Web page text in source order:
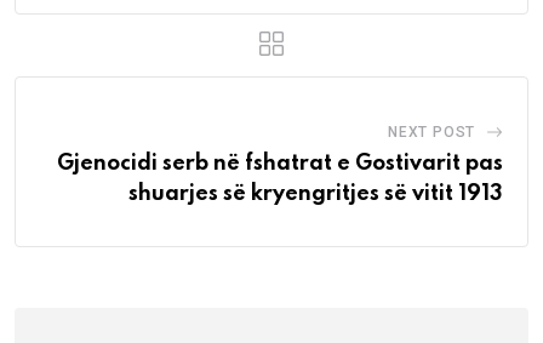
NEXT POST
Gjenocidi serb në fshatrat e Gostivarit pas
shuarjes së kryengritjes së vitit 1913